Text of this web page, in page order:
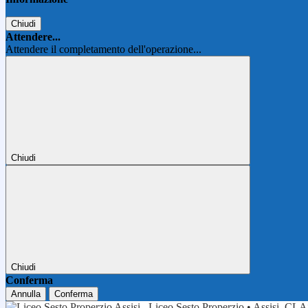
Chiudi
Attendere...
Attendere il completamento dell'operazione...
Chiudi
Chiudi
Conferma
Annulla Conferma